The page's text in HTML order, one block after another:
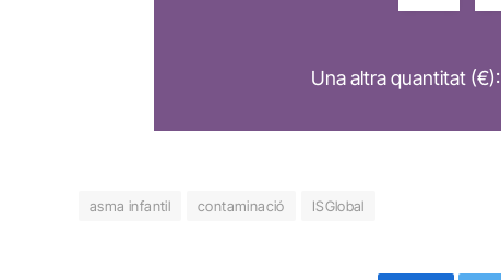
Una altra quantitat (€):
asma infantil contaminació ISGlobal